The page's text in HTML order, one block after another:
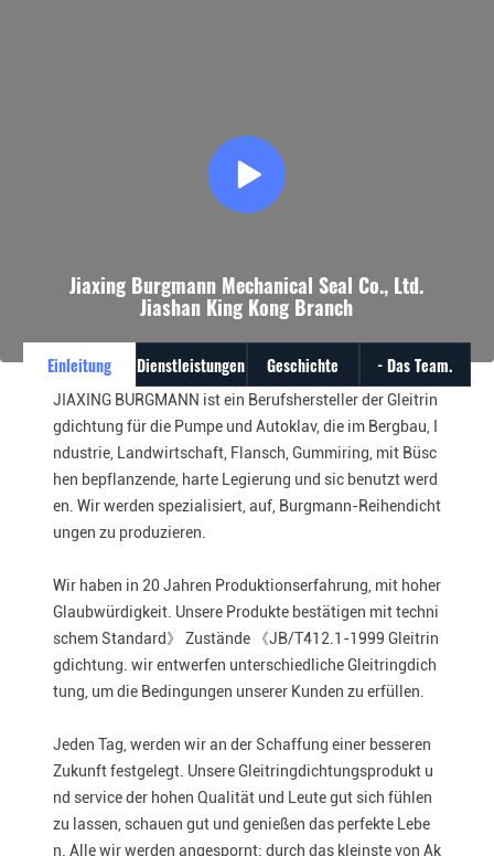
Jiaxing Burgmann Mechanical Seal Co., Ltd.
Jiashan King Kong Branch
Einleitung Dienstleistungen Geschichte - Das Team.
JIAXING BURGMANN ist ein Berufshersteller der Gleitrin
gdichtung für die Pumpe und Autoklav, die im Bergbau, I
ndustrie, Landwirtschaft, Flansch, Gummiring, mit Büsc
hen bepflanzende, harte Legierung und sic benutzt werd
en. Wir werden spezialisiert, auf, Burgmann-Reihendicht
ungen zu produzieren.
Wir haben in 20 Jahren Produktionserfahrung, mit hoher
Glaubwürdigkeit. Unsere Produkte bestätigen mit techni
schem Standard》 Zustände 《JB/T412.1-1999 Gleitrin
gdichtung. wir entwerfen unterschiedliche Gleitringdich
tung, um die Bedingungen unserer Kunden zu erfüllen.
Jeden Tag, werden wir an der Schaffung einer besseren
Zukunft festgelegt. Unsere Gleitringdichtungsprodukt u
nd service der hohen Qualität und Leute gut sich fühlen
zu lassen, schauen gut und genießen das perfekte Lebe
n. Alle wir werden angespornt: durch das kleinste von Ak